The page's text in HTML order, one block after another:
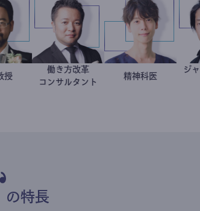
金谷一朗
大学教授
働き方改革
コンサルタント
藤野智哉
精神科医
の特長